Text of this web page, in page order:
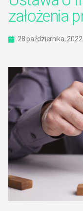
założenia
28 października, 2022